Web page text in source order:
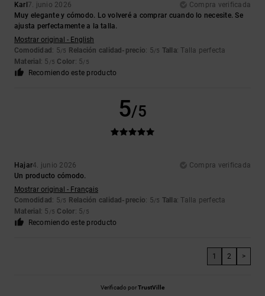
Karl 7. junio 2026
Compra verificada
Muy elegante y cómodo. Lo volveré a comprar cuando lo necesite. Se
ajusta perfectamente a la talla.
Mostrar original - English
Comodidad : 5/5 Relación calidad-precio: 5/5 Talla: Talla perfecta
Material : 5 /5 Color: 5/5
Recomiendo este producto
5/5
Hajar4. junio 2026
Compra verificada
Un producto cómodo.
Mostrar original - Français
Comodidad : 5/5 Relación calidad-precio: 5/5 Talla: Talla perfecta
Material : 5 /5 Color: 5/5
Recomiendo este producto
1 2 >
Verificado porTrustVille